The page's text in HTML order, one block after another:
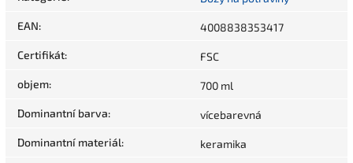
EAN: 4008838353417
Certifikát: FSC
objem: 700 ml
Dominantní barva: vícebarevná
Dominantní materiál: keramika